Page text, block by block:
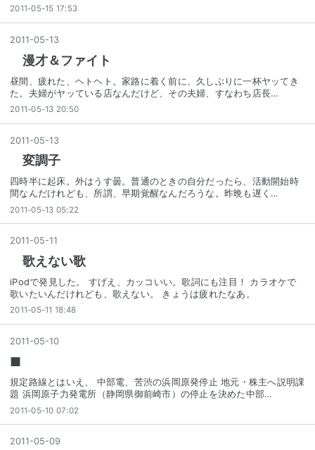
2011-05-15 17:53
2011 -05-13
漫才＆ファイト
昼間、疲れた、ヘトヘト。家路に着く前に、久しぶりに一杯ヤッてき
た。夫婦がヤッている店なんだけど、その夫婦、すなわち店長…
2011-05-13 20:50
2011-05-13
変調子
四時半に起床。外はうす曇。普通のときの自分だったら、活動開始時
間なんだけれども、所謂、早期覚醒なんだろうな。昨晩も遅く…
2011-05-13 05:22
2011 -05-11
歌えない歌
iPodで発見した。 すげえ、カッコいい。歌詞にも注目！ カラオケで
歌いたいんだけれども、歌えない。 きょうは疲れたなあ。
2011-05-11 18:48
2011-05-10
■
規定路線とはいえ、 中部電、苦渋の浜岡原発停止 地元・株主へ説明課
題 浜岡原子力発電所（静岡県御前崎市）の停止を決めた中部…
2011-05-10 07:02
2011 -05-09